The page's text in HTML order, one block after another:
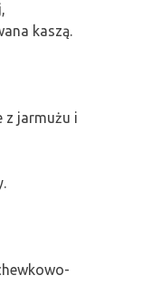
kaszą.
z jarmużu i